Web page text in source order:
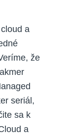
a
že
seriál,
sa k
a